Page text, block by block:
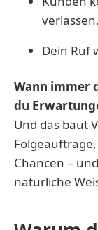
verlassen.
Dein Ruf
Wann immer
du
Und das baut
Chancen –
natürliche